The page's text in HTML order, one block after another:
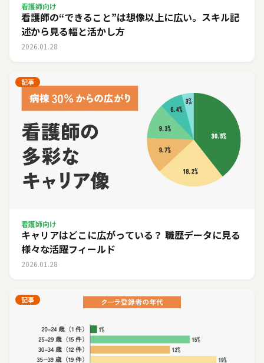
看護師向け
看護師の“できること”は想像以上に広い。スキル記
述から見る幅と活かし方
2026.01.28
記事
看護師向け
キャリアはどこに広がっている？ 職歴データに見る
様々な活躍フィールド
2026.01.28
記事